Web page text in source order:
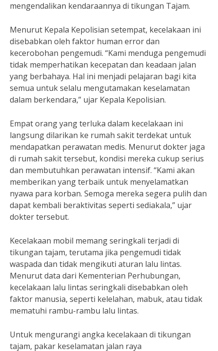
mengendalikan kendaraannya di tikungan Tajam.
Menurut Kepala Kepolisian setempat, kecelakaan ini
disebabkan oleh faktor human error dan
kecerobohan pengemudi. “Kami menduga pengemudi
tidak memperhatikan kecepatan dan keadaan jalan
yang berbahaya. Hal ini menjadi pelajaran bagi kita
semua untuk selalu mengutamakan keselamatan
dalam berkendara,” ujar Kepala Kepolisian.
Empat orang yang terluka dalam kecelakaan ini
langsung dilarikan ke rumah sakit terdekat untuk
mendapatkan perawatan medis. Menurut dokter jaga
di rumah sakit tersebut, kondisi mereka cukup serius
dan membutuhkan perawatan intensif. “Kami akan
memberikan yang terbaik untuk menyelamatkan
nyawa para korban. Semoga mereka segera pulih dan
dapat kembali beraktivitas seperti sediakala,” ujar
dokter tersebut.
Kecelakaan mobil memang seringkali terjadi di
tikungan tajam, terutama jika pengemudi tidak
waspada dan tidak mengikuti aturan lalu lintas.
Menurut data dari Kementerian Perhubungan,
kecelakaan lalu lintas seringkali disebabkan oleh
faktor manusia, seperti kelelahan, mabuk, atau tidak
mematuhi rambu-rambu lalu lintas.
Untuk mengurangi angka kecelakaan di tikungan
tajam, pakar keselamatan jalan raya